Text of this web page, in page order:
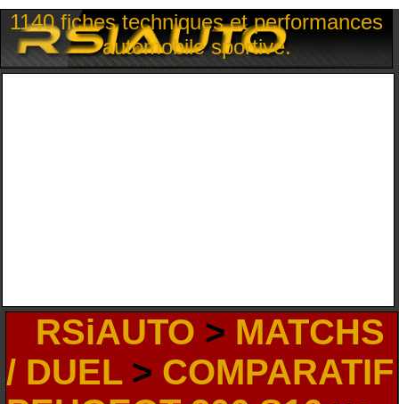
1140 fiches techniques et performances
automobile sportive.
RSiAUTO > MATCHS
/ DUEL> COMPARATIF